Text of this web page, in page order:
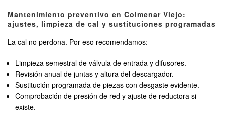
Mantenimiento preventivo en Colmenar Viejo:
ajustes, limpieza de cal y sustituciones programadas
La cal no perdona. Por eso recomendamos:
Limpieza semestral de válvula de entrada y difusores.
Revisión anual de juntas y altura del descargador.
Sustitución programada de piezas con desgaste evidente.
Comprobación de presión de red y ajuste de reductora si
existe.